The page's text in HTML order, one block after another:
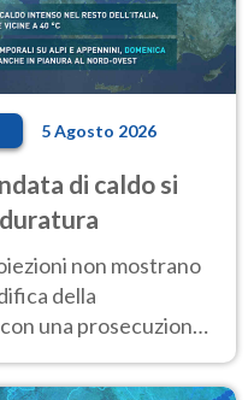
5 Agosto 2026
di caldo si
non mostrano
della
una prosecuzione
la settimana di